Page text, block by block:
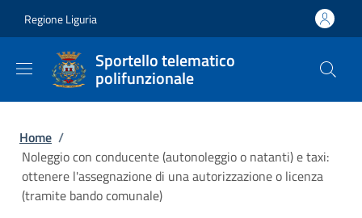
Regione Liguria
Sportello telematico
polifunzionale
Briciole di pane
Home /
Noleggio con conducente (autonoleggio o natanti) e taxi:
ottenere l'assegnazione di una autorizzazione o licenza
(tramite bando comunale)